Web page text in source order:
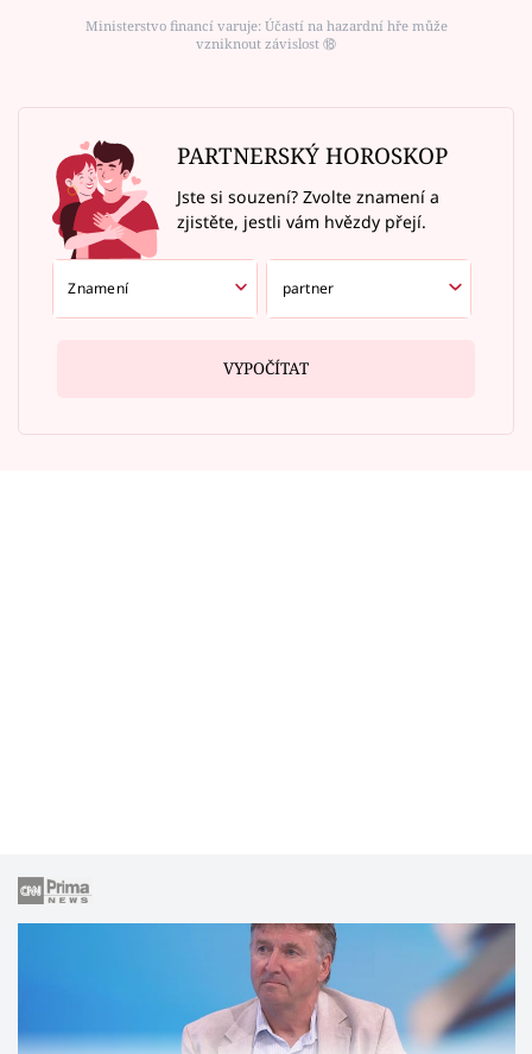
Ministerstvo financí varuje: Účastí na hazardní hře může
vzniknout závislost ⑱
PARTNERSKÝ HOROSKOP
Jste si souzení? Zvolte znamení a
zjistěte, jestli vám hvězdy přejí.
VYPOČÍTAT